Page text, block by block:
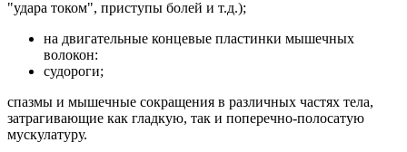
"удара током", приступы болей и т.д.);
на двигательные концевые пластинки мышечных
волокон:
судороги;
спазмы и мышечные сокращения в различных частях тела,
затрагивающие как гладкую, так и поперечно-полосатую
мускулатуру.